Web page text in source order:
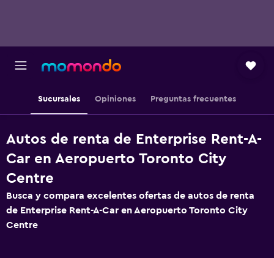
Sucursales Opiniones Preguntas frecuentes
Autos de renta de Enterprise Rent-A-
Car en Aeropuerto Toronto City
Centre
Busca y compara excelentes ofertas de autos de renta
de Enterprise Rent-A-Car en Aeropuerto Toronto City
Centre